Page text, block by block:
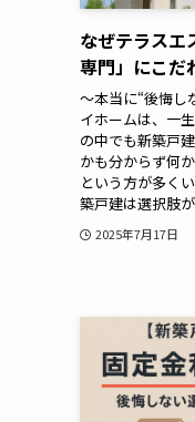
なぜテラスエ
専門」にこだ
～本当に“後悔し
イホームは、一
の中でも新築戸
かも分からず何
という方が多く
築戸建は選択肢
2025年7月17日